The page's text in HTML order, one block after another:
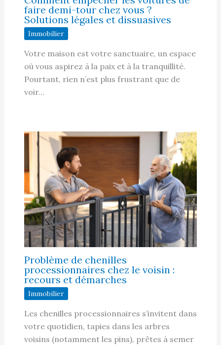
faire demi-tour chez vous ?
Solutions légales et dissuasives
Immobilier
Votre maison est votre sanctuaire, un espace
où vous aspirez à la paix et à la tranquillité.
Pourtant, rien n’est plus frustrant que de
voir…
Problème de chenilles
processionnaires chez le voisin :
recours et démarches
Immobilier
Les chenilles processionnaires s’invitent dans
votre quotidien, tapies dans les arbres
voisins (notamment les pins), prêtes à semer